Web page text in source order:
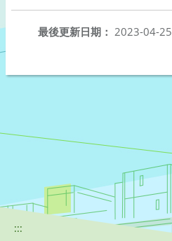
最後更新日期： 2023-04-25
:::